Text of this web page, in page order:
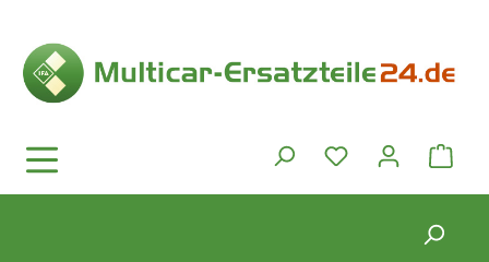
Du hast 0